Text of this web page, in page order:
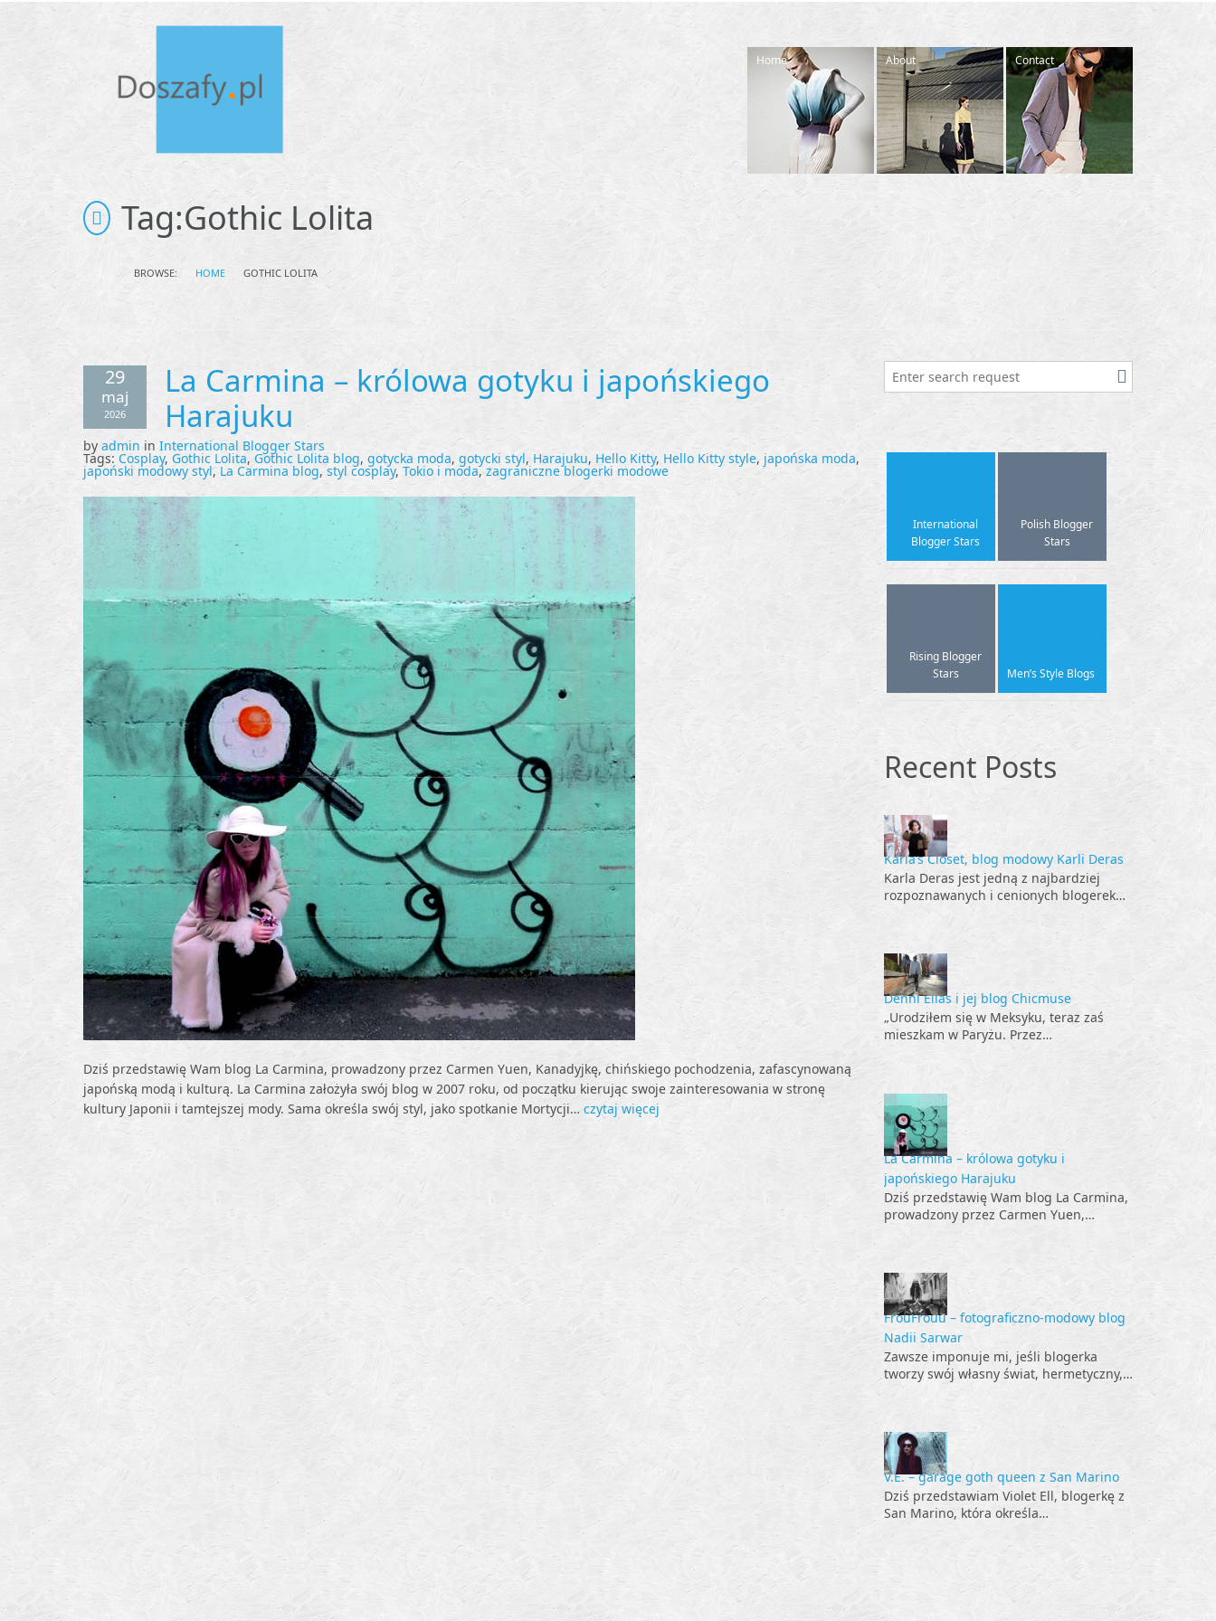
Home About Contact
Tag:Gothic Lolita
BROWSE: HOME GOTHIC LOLITA
29
maj
2026
La Carmina – królowa gotyku i japońskiego
Harajuku
by admin in International Blogger Stars
Tags: Cosplay, Gothic Lolita, Gothic Lolita blog, gotycka moda, gotycki styl,Harajuku, Hello Kitty, Hello Kitty style, japońska moda,
japoński modowy styl,La Carmina blog, styl cosplay, Tokio i moda,zagraniczne blogerki modowe
Dziś przedstawię Wam blog La Carmina, prowadzony przez Carmen Yuen, Kanadyjkę, chińskiego pochodzenia, zafascynowaną
japońską modą i kulturą. La Carmina założyła swój blog w 2007 roku, od początku kierując swoje zainteresowania w stronę
kultury Japonii i tamtejszej mody. Sama określa swój styl, jako spotkanie Mortycji… czytaj więcej
International
Blogger Stars
Polish Blogger
Stars
Rising Blogger
Stars
Men’s Style Blogs
Recent Posts
Karla’s Closet, blog modowy Karli Deras
Karla Deras jest jedną z najbardziej
rozpoznawanych i cenionych blogerek…
Denni Elias i jej blog Chicmuse
„Urodziłem się w Meksyku, teraz zaś
mieszkam w Paryżu. Przez…
La Carmina – królowa gotyku i
japońskiego Harajuku
Dziś przedstawię Wam blog La Carmina,
prowadzony przez Carmen Yuen,…
FrouFrouu – fotograficzno-modowy blog
Nadii Sarwar
Zawsze imponuje mi, jeśli blogerka
tworzy swój własny świat, hermetyczny,…
V.E. – garage goth queen z San Marino
Dziś przedstawiam Violet Ell, blogerkę z
San Marino, która określa…